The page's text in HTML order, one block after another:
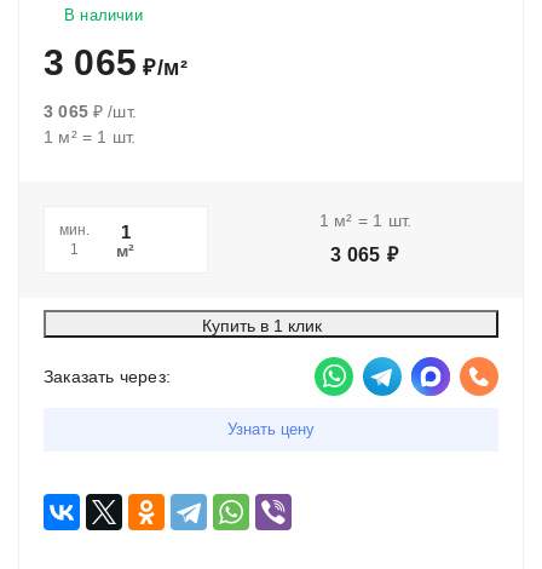
В наличии
3 065 ₽/м²
3 065 ₽ /шт.
1 м²= 1 шт.
мин.
1
м²
1 м² = 1 шт.
3 065 ₽
Купить в 1 клик
Заказать через:
Узнать цену